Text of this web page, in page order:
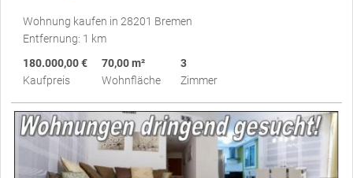
Wohnung kaufen in 28201 Bremen
Entfernung: 1 km
180.000,00 €
Kaufpreis
70,00 m²
Wohnfläche
3
Zimmer